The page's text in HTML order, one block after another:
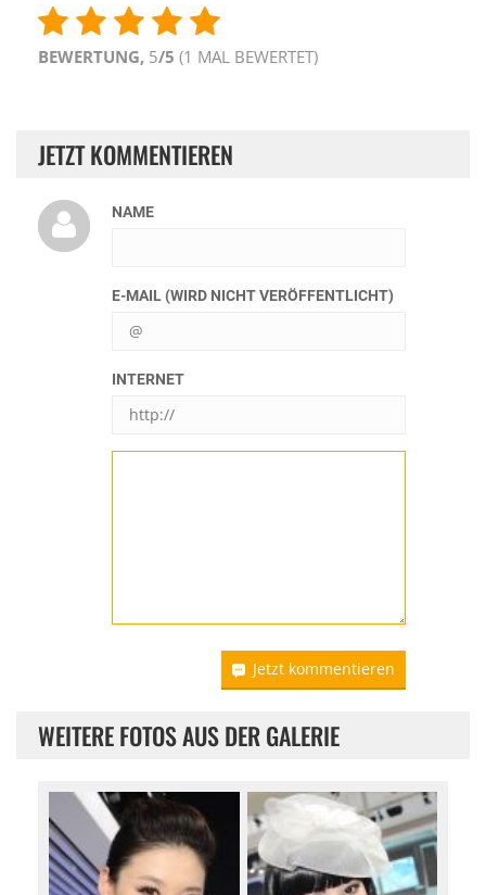
BEWERTUNG, 5/5 (1 MAL BEWERTET)
JETZT KOMMENTIEREN
NAME
E-MAIL (WIRD NICHT VERÖFFENTLICHT)
INTERNET
Jetzt kommentieren
WEITERE FOTOS AUS DER GALERIE